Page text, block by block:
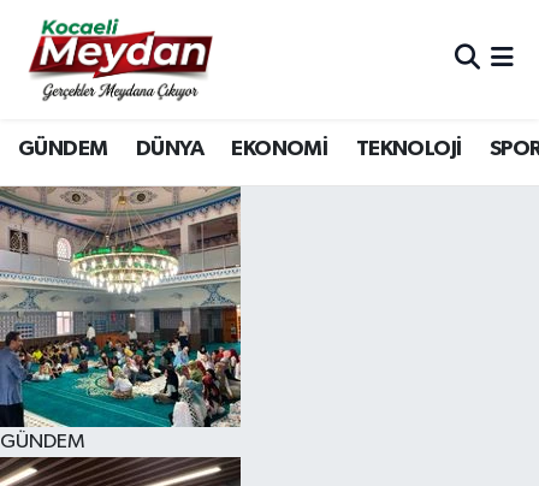
GÜNDEM DÜNYA EKONOMİ TEKNOLOJİ
GÜNDEM
Nöbetçi Eczaneler
Hava Durumu
Trafik Durumu
Süper Lig Puan Durumu ve Fikstür
Tüm Manşetler
Son Dakika Haberleri
Haber Arşivi